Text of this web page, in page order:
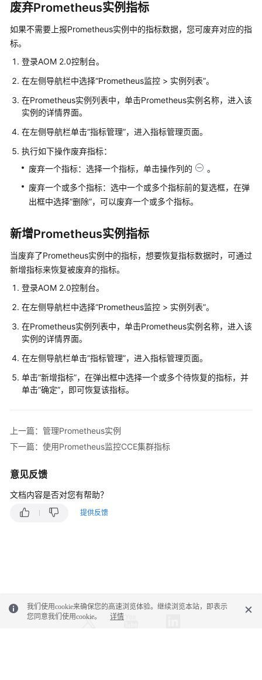
品
绍
快
入
门
通
IAM
授
使
用
的
限
AOM
景
控
览
接
入
版）
可
仪
废弃Prometheus实例指标
如果不需要上报Prometheus实例中的指标数据，您可废弃对应的指
标。
登录AOM 2.0控制台。
在左侧导航栏中选择“Prometheus监控 > 实例列表”。
在Prometheus实例列表中，单击Prometheus实例名称，进入该
实例的详情界面。
在左侧导航栏单击“指标管理”，进入指标管理页面。
执行如下操作废弃指标：
废弃一个指标：选择一个指标，单击操作列的
。
废弃一个或多个指标：选中一个或多个指标前的复选框，在弹
出框中选择“删除”，可以废弃一个或多个指标。
新增Prometheus实例指标
当废弃了Prometheus实例中的指标，想要恢复指标数据时，可通过
新增指标来恢复被废弃的指标。
登录AOM 2.0控制台。
在左侧导航栏中选择“Prometheus监控 > 实例列表”。
在Prometheus实例列表中，单击Prometheus实例名称，进入该
实例的详情界面。
在左侧导航栏单击“指标管理”，进入指标管理页面。
单击“新增指标”，在弹出框中选择一个或多个待恢复的指标，并
单击“确定”，即可恢复该指标。
上一篇：管理Prometheus实例
下一篇：使用Prometheus监控CCE集群指标
意见反馈
文档内容是否对您有帮助？
提供反馈
我们使用cookie来确保您的高速浏览体验。继续浏览本站，即表示
您同意我们使用cookie。
详情